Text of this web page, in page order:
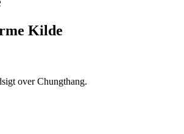
Kilde
over Chungthang.